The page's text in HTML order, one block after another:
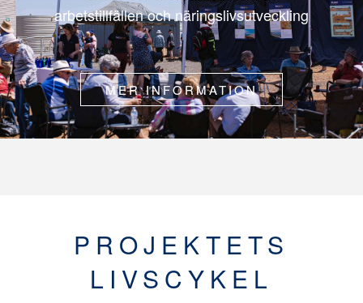
arbetstillfällen och näringslivsutveckling
MER INFORMATION
PROJEKTETS
LIVSCYKEL